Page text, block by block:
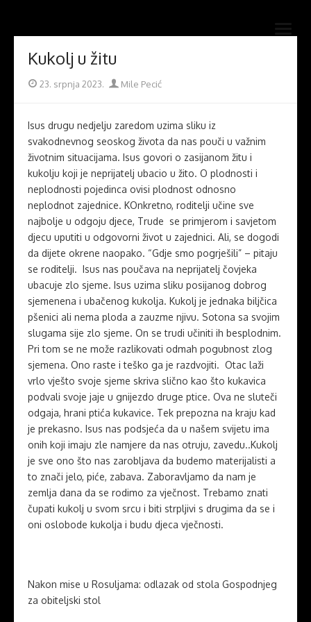
content
open
Kukolj u žitu
Posted
23. srpnja 2023. Author
Mile Pecić
Isus drugu nedjelju zaredom uzima sliku iz
svakodnevnog seoskog života da nas pouči u važnim
životnim situacijama. Isus govori o zasijanom žitu i
kukolju koji je neprijatelj ubacio u žito. O plodnosti i
neplodnosti pojedinca ovisi plodnost odnosno
neplodnot zajednice. KOnkretno, roditelji učine sve
najbolje u odgoju djece, Trude se primjerom i savjetom
djecu uputiti u odgovorni život u zajednici. Ali, se dogodi
da dijete okrene naopako. “Gdje smo pogrješili” – pitaju
se roditelji. Isus nas poučava na neprijatelj čovjeka
ubacuje zlo sjeme. Isus uzima sliku posijanog dobrog
sjemenena i ubačenog kukolja. Kukolj je jednaka biljčica
pšenici ali nema ploda a zauzme njivu. Sotona sa svojim
slugama sije zlo sjeme. On se trudi učiniti ih besplodnim.
Pri tom se ne može razlikovati odmah pogubnost zlog
sjemena. Ono raste i teško ga je razdvojiti. Otac laži
vrlo vješto svoje sjeme skriva slično kao što kukavica
podvali svoje jaje u gnijezdo druge ptice. Ova ne sluteči
odgaja, hrani ptića kukavice. Tek prepozna na kraju kad
je prekasno. Isus nas podsjeća da u našem svijetu ima
onih koji imaju zle namjere da nas otruju, zavedu..Kukolj
je sve ono što nas zarobljava da budemo materijalisti a
to znači jelo, piće, zabava. Zaboravljamo da nam je
zemlja dana da se rodimo za vječnost. Trebamo znati
čupati kukolj u svom srcu i biti strpljivi s drugima da se i
oni oslobode kukolja i budu djeca vječnosti.
Nakon mise u Rosuljama: odlazak od stola Gospodnjeg
za obiteljski stol